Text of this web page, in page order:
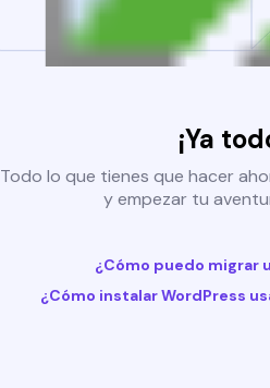
¡Ya
Todo lo que tienes que hacer
y empezar tu
¿Cómo puedo migrar
¿Cómo instalar WordPress